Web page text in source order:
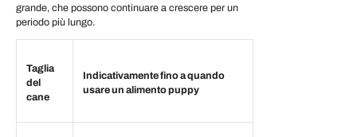
grande, che possono continuare a crescere per un
periodo più lungo.
Taglia
del
cane
Indicativamente fino a quando
usare un alimento puppy